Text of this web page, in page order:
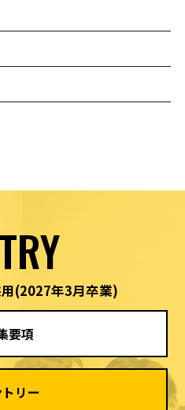
(2027年3月卒業)
要項
リー